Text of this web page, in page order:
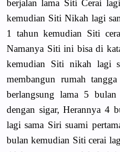
berjalan lama Siti Cerai
kemudian Siti Nikah lagi
1 tahun kemudian Siti
Namanya Siti ini bisa di
kemudian Siti nikah lagi
membangun rumah
berlangsung lama 5
dengan sigar, Herannya 4
lagi sama Siri suami
bulan kemudian Siti cerai